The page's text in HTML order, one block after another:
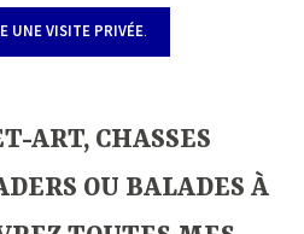
UNE VISITE PRIVÉE.
ART, CHASSES
OU BALADES À